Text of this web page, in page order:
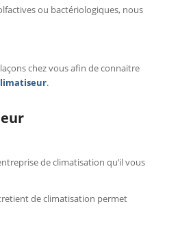
ou bactériologiques, nous
chez vous afin de connaitre
.
de climatisation qu’il vous
de climatisation permet